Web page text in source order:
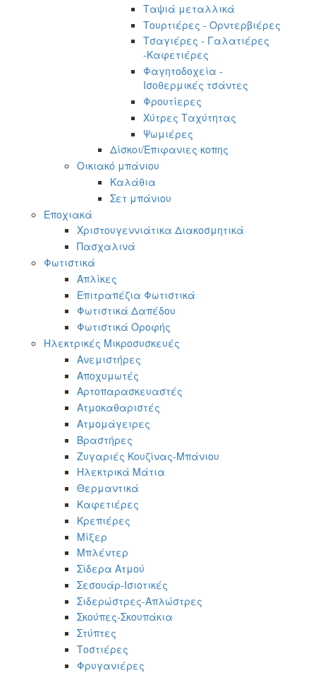
Ταψιά μεταλλικά
Τουρτιέρες - Ορντερβιέρες
Τσαγιέρες - Γαλατιέρες
-Καφετιέρες
Φαγητοδοχεία -
Ισοθερμικές τσάντες
Φρουτίερες
Χύτρες Ταχύτητας
Ψωμιέρες
Δίσκοι/Επιφανιες κοπης
Οικιακό μπάνιου
Καλάθια
Σετ μπάνιου
Εποχιακά
Χριστουγεννιάτικα Διακοσμητικά
Πασχαλινά
Φωτιστικά
Απλίκες
Επιτραπέζια Φωτιστικά
Φωτιστικά Δαπέδου
Φωτιστικά Οροφής
Ηλεκτρικές Μικροσυσκευές
Ανεμιστήρες
Αποχυμωτές
Αρτοπαρασκευαστές
Ατμοκαθαριστές
Ατμομάγειρες
Βραστήρες
Ζυγαριές Κουζίνας-Μπάνιου
Ηλεκτρικά Μάτια
Θερμαντικά
Καφετιέρες
Κρεπιέρες
Μίξερ
Μπλέντερ
Σίδερα Ατμού
Σεσουάρ-Ισιοτικές
Σιδερώστρες-Απλώστρες
Σκούπες-Σκουπάκια
Στύπτες
Τοστιέρες
Φρυγανιέρες